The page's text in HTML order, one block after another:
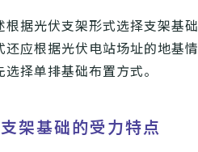
根据光伏支架形式选择支架基
还应根据光伏电站场址的地基
选择单排基础布置方式。
架基础的受力特点